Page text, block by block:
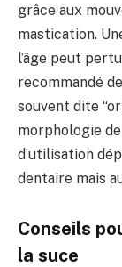
grâce aux
mastication.
l’âge peut
recommandé
souvent dite
morphologie
d’utilisation
dentaire mais
Conseils
la suce